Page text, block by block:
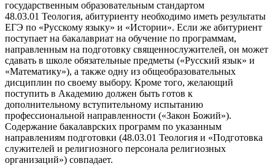
государственным образовательным стандартом
48.03.01 Теология, абитуриенту необходимо иметь результаты
ЕГЭ по «Русскому языку» и «Истории». Если же абитуриент
поступает на бакалавриат на обучение по программам,
направленным на подготовку священнослужителей, он может
сдавать в школе обязательные предметы («Русский язык» и
«Математику»), а также одну из общеобразовательных
дисциплин по своему выбору. Кроме того, желающий
поступить в Академию должен быть готов к
дополнительному вступительному испытанию
профессиональной направленности («Закон Божий»).
Содержание бакалаврских программ по указанным
направлениям подготовки (48.03.01 Теология и «Подготовка
служителей и религиозного персонала религиозных
организаций») совпадает.